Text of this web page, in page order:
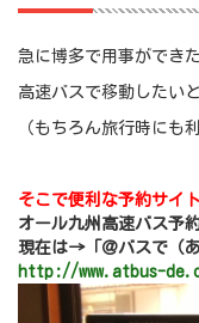
急に博多で用事ができ
高速バスで移動したい
（もちろん旅行時にも
そこで便利な予約サイ
オール九州高速バス予
現在は→「＠バスで（あ
http://www.atbus-